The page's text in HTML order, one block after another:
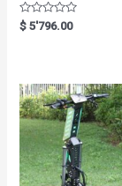
R
a
o
u
t
o
f
$ 5'796.00